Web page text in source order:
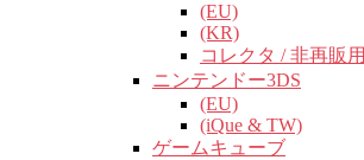
(EU)
(KR)
コレクタ / 非再販用
ニンテンドー3DS
(EU)
(iQue & TW)
ゲームキューブ